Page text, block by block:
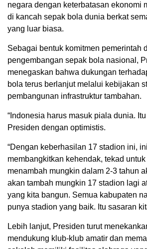
negara dengan keterbatasan ekonomi
di kancah sepak bola dunia berkat
yang luar biasa.
Sebagai bentuk komitmen pemerintah
pengembangan sepak bola nasional,
menegaskan bahwa dukungan
bola terus berlanjut melalui kebijakan
pembangunan infrastruktur tambahan.
“Indonesia harus masuk piala dunia.
Presiden dengan optimistis.
“Dengan keberhasilan 17 stadion ini,
membangkitkan kehendak, tekad
menambah mungkin dalam 2-3 tahun
akan tambah mungkin 17 stadion lagi
yang kita bangun. Semua kabupaten
punya stadion yang baik. Itu sasaran
Lebih lanjut, Presiden turut
mendukung klub-klub amatir dan